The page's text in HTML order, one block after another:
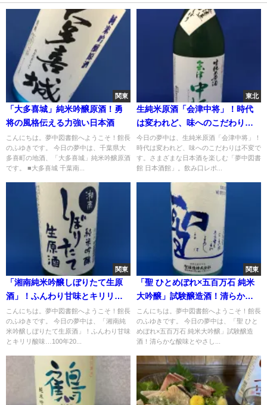
関東
「大多喜城」純米吟醸原酒！勇
将の風格伝える力強い日本酒
こんにちは。夢中図書館へようこそ！館長
のふゆきです。 今日の夢中は、千葉県大
多喜町の地酒、「大多喜城」純米吟醸原酒
です。 ■大多喜城 千葉南...
東北
生純米原酒「会津中将」！時代
は変われど、味へのこだわりは
不変
今日の夢中は、生純米原酒「会津中将」！
時代は変われど、味へのこだわりは不変で
す。さまざまな日本酒を楽しむ「夢中図書
館 日本酒館」。飲み口レポ...
関東
「湘南純米吟醸しぼりたて生原
酒」！ふんわり甘味とキリリ酸
味…100年200年先も飲みたい湘
南美酒
こんにちは。夢中図書館へようこそ！館長
のふゆきです。 今日の夢中は、「湘南純
米吟醸しぼりたて生原酒」！ふんわり甘味
とキリリ酸味…100年20...
関東
「聖 ひとめぼれ×五百万石 純米
大吟醸」試験醸造酒！清らかな
酸味とやさしい甘みと
こんにちは。夢中図書館へようこそ！館長
のふゆきです。 今日の夢中は、「聖 ひと
めぼれ×五百万石 純米大吟醸」試験醸造
酒！清らかな酸味とやさし...